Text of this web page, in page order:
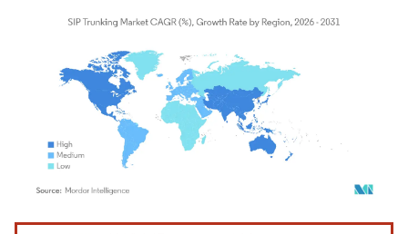
画像 © Mordor Intelligence。再利用にはCC BY 4.0の表示が必要です。